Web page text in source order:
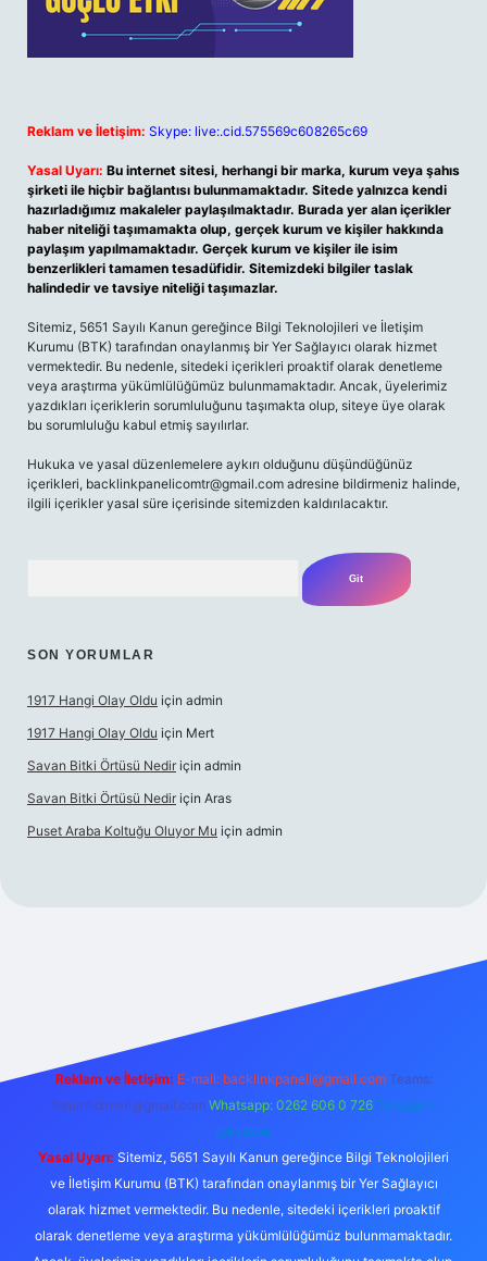
Reklam ve İletişim: Skype: live:.cid.575569c608265c69
Yasal Uyarı: Bu internet sitesi, herhangi bir marka, kurum veya şahıs
şirketi ile hiçbir bağlantısı bulunmamaktadır. Sitede yalnızca kendi
hazırladığımız makaleler paylaşılmaktadır. Burada yer alan içerikler
haber niteliği taşımamakta olup, gerçek kurum ve kişiler hakkında
paylaşım yapılmamaktadır. Gerçek kurum ve kişiler ile isim
benzerlikleri tamamen tesadüfidir. Sitemizdeki bilgiler taslak
halindedir ve tavsiye niteliği taşımazlar.
Sitemiz, 5651 Sayılı Kanun gereğince Bilgi Teknolojileri ve İletişim
Kurumu (BTK) tarafından onaylanmış bir Yer Sağlayıcı olarak hizmet
vermektedir. Bu nedenle, sitedeki içerikleri proaktif olarak denetleme
veya araştırma yükümlülüğümüz bulunmamaktadır. Ancak, üyelerimiz
yazdıkları içeriklerin sorumluluğunu taşımakta olup, siteye üye olarak
bu sorumluluğu kabul etmiş sayılırlar.
Hukuka ve yasal düzenlemelere aykırı olduğunu düşündüğünüz
içerikleri, backlinkpanelicomtr@gmail.com adresine bildirmeniz halinde,
ilgili içerikler yasal süre içerisinde sitemizden kaldırılacaktır.
SON YORUMLAR
1917 Hangi Olay Oldu için admin
1917 Hangi Olay Oldu için Mert
Savan Bitki Örtüsü Nedir için admin
Savan Bitki Örtüsü Nedir için Aras
Puset Araba Koltuğu Oluyor Mu için admin
Reklam ve İletişim: E-mail: backlinkpaneli@gmail.com Teams:
forumhizmeti@gmail.com Whatsapp: 0262 606 0 726 Telegram:
@karabul
Yasal Uyarı: Sitemiz, 5651 Sayılı Kanun gereğince Bilgi Teknolojileri
ve İletişim Kurumu (BTK) tarafından onaylanmış bir Yer Sağlayıcı
olarak hizmet vermektedir. Bu nedenle, sitedeki içerikleri proaktif
olarak denetleme veya araştırma yükümlülüğümüz bulunmamaktadır.